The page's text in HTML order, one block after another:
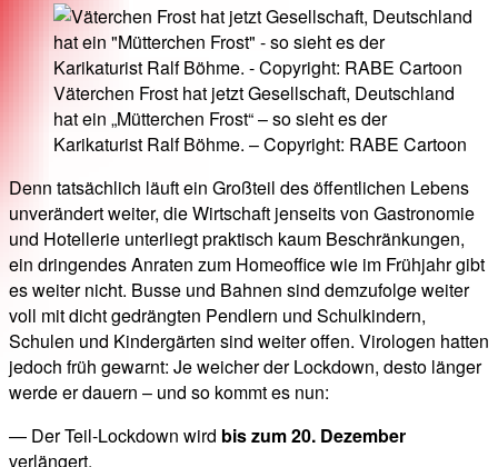
Väterchen Frost hat jetzt Gesellschaft, Deutschland
hat ein „Mütterchen Frost“ – so sieht es der
Karikaturist Ralf Böhme. – Copyright: RABE Cartoon
Denn tatsächlich läuft ein Großteil des öffentlichen Lebens
unverändert weiter, die Wirtschaft jenseits von Gastronomie
und Hotellerie unterliegt praktisch kaum Beschränkungen,
ein dringendes Anraten zum Homeoffice wie im Frühjahr gibt
es weiter nicht. Busse und Bahnen sind demzufolge weiter
voll mit dicht gedrängten Pendlern und Schulkindern,
Schulen und Kindergärten sind weiter offen. Virologen hatten
jedoch früh gewarnt: Je weicher der Lockdown, desto länger
werde er dauern – und so kommt es nun:
— Der Teil-Lockdown wird bis zum 20. Dezember
verlängert.